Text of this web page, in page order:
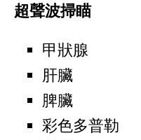
超聲波掃瞄
甲狀腺
肝臟
脾臟
彩色多普勒